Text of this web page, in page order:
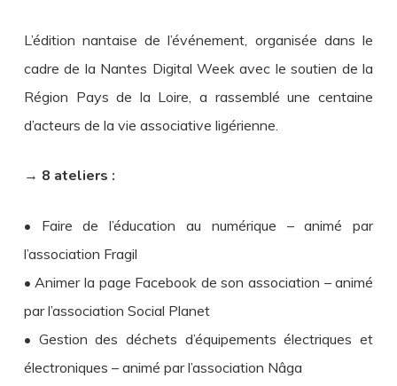
L’édition nantaise de l’événement, organisée dans le
cadre de la Nantes Digital Week avec le soutien de la
Région Pays de la Loire, a rassemblé une centaine
d’acteurs de la vie associative ligérienne.
→ 8 ateliers :
• Faire de l’éducation au numérique – animé par
l’association Fragil
• Animer la page Facebook de son association – animé
par l’association Social Planet
• Gestion des déchets d’équipements électriques et
électroniques – animé par l’association Nâga